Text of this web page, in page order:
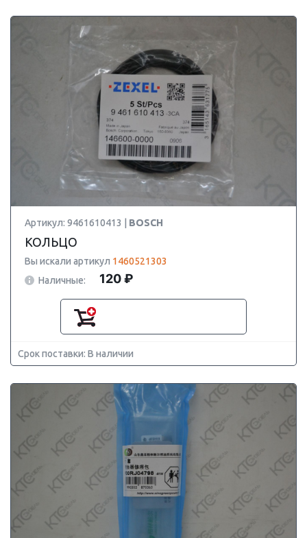
Артикул: 9461610413 | BOSCH
КОЛЬЦО
Вы искали артикул 1460521303
Наличные:
120 ₽
Срок поставки: В наличии